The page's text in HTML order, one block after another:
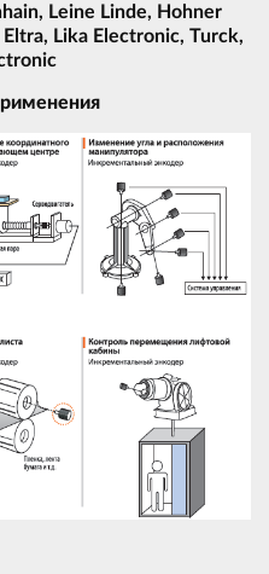
Leine Linde, Hohner
Lika Electronic, Turck,